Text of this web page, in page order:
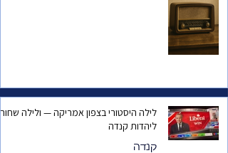
לילה היסטורי בצפון אמריקה — ולילה שחור
ליהדות קנדה
קנדה